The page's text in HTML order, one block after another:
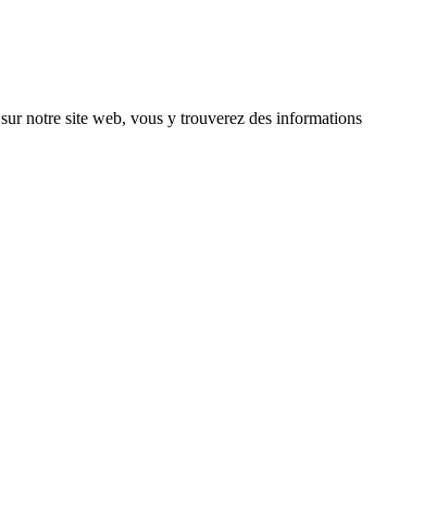
sur notre site web, vous y trouverez des informations